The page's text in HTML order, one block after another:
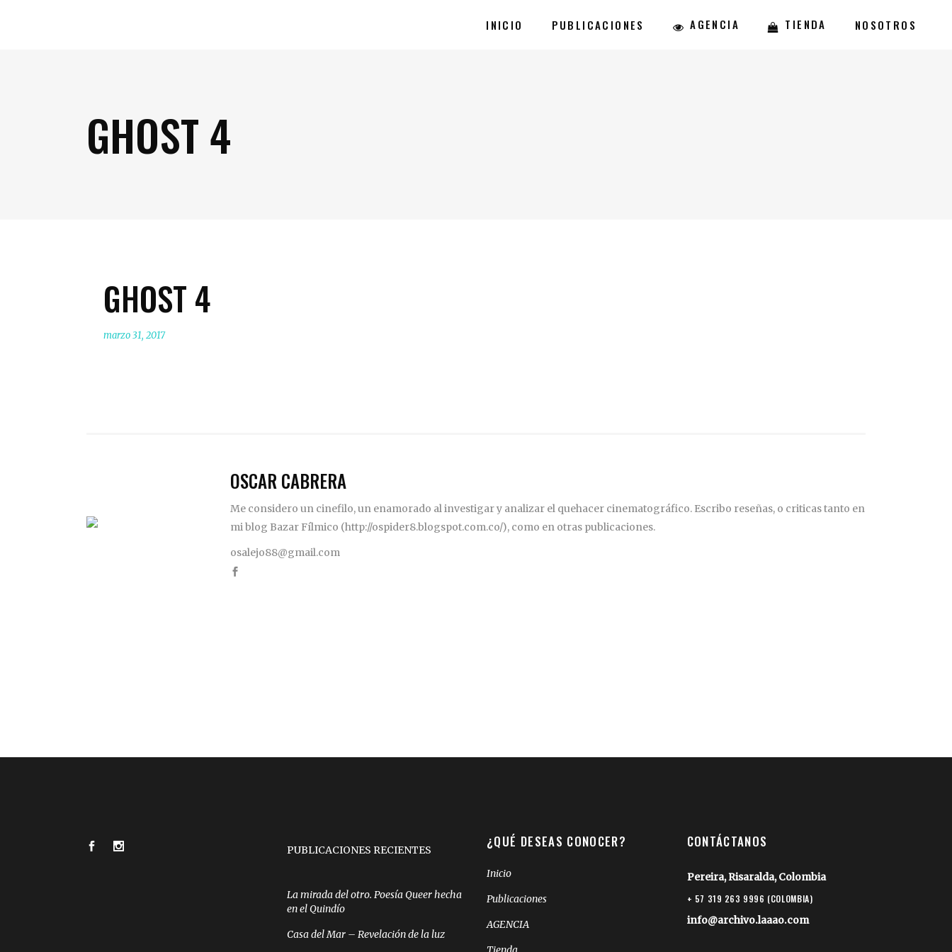
INICIO PUBLICACIONES AGENCIA TIENDA NOSOTROS
GHOST 4
GHOST 4
marzo 31, 2017
OSCAR CABRERA
Me considero un cinefilo, un enamorado al investigar y analizar el quehacer cinematográfico. Escribo reseñas, o criticas tanto en
mi blog Bazar Fílmico (http://ospider8.blogspot.com.co/), como en otras publicaciones.
osalejo88@gmail.com
PUBLICACIONES RECIENTES
La mirada del otro. Poesía Queer hecha
en el Quindío
Casa del Mar – Revelación de la luz
¿QUÉ DESEAS CONOCER?
Inicio
Publicaciones
AGENCIA
CONTÁCTANOS
Pereira, Risaralda, Colombia
+ 57 319 263 9996 (COLOMBIA)
info@archivo.laaao.com